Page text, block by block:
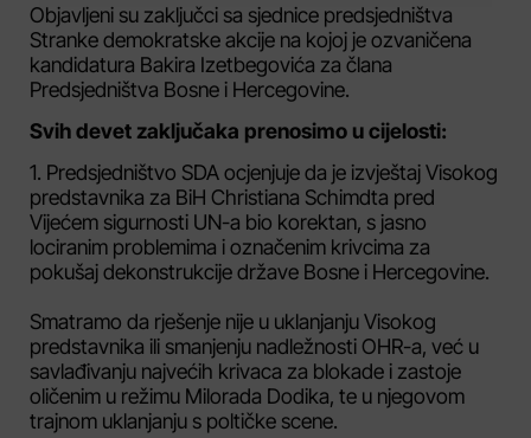
Objavljeni su zaključci sa sjednice predsjedništva
Stranke demokratske akcije na kojoj je ozvaničena
kandidatura Bakira Izetbegovića za člana
Predsjedništva Bosne i Hercegovine.
Svih devet zaključaka prenosimo u cijelosti:
1. Predsjedništvo SDA ocjenjuje da je izvještaj Visokog
predstavnika za BiH Christiana Schimdta pred
Vijećem sigurnosti UN-a bio korektan, s jasno
lociranim problemima i označenim krivcima za
pokušaj dekonstrukcije države Bosne i Hercegovine.
Smatramo da rješenje nije u uklanjanju Visokog
predstavnika ili smanjenju nadležnosti OHR-a, već u
savlađivanju najvećih krivaca za blokade i zastoje
oličenim u režimu Milorada Dodika, te u njegovom
trajnom uklanjanju s poltičke scene.